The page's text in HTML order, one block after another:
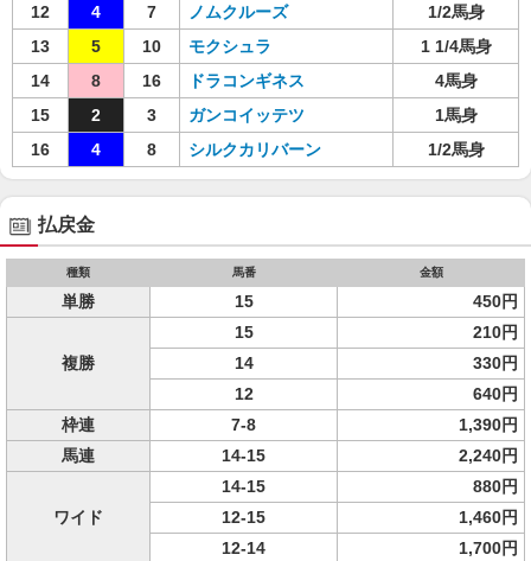
12
4 7 ノムクルーズ
1/2馬身
13
5 10 モクシュラ
1 1/4馬身
14
8 16 ドラコンギネス
4馬身
15
2 3 ガンコイッテツ
1馬身
16
4 8 シルクカリバーン 1/2馬身
払戻金
種類 馬番 金額
単勝 15 450円
複勝
15
210円
14
330円
12
640円
枠連
7-8
1,390円
馬連
14-15 2,240円
ワイド
14-15
880円
12-15
1,460円
12-14
1,700円